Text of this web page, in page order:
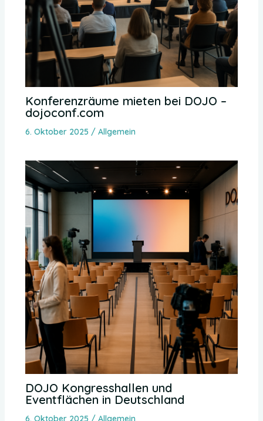
Konferenzräume mieten bei DOJO –
dojoconf.com
6. Oktober 2025 / Allgemein
DOJO Kongresshallen und
Eventflächen in Deutschland
6. Oktober 2025 / Allgemein